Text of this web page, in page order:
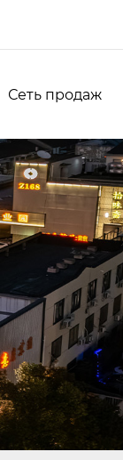
Сеть продаж